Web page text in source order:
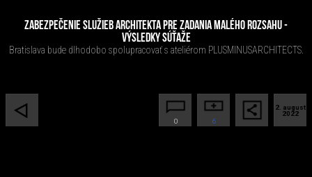
ZABEZPEČENIE SLUŽIEB ARCHITEKTA PRE ZADANIA MALÉHO ROZSAHU -
VÝSLEDKY SÚŤAŽE
Bratislava bude dlhodobo spolupracovať s ateliérom PLUSMINUSARCHITECTS.
2. august
2022
6
0